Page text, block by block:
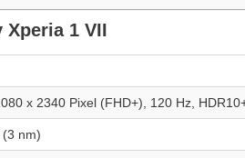
Xperia 1 VII
x 2340 Pixel (FHD+), 120 Hz,
nm)